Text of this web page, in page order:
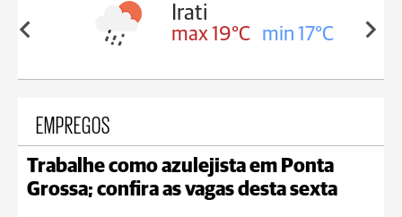
18°C
Irati
max 19°C min 17°C
EMPREGOS
Trabalhe como azulejista em Ponta
Grossa; confira as vagas desta sexta